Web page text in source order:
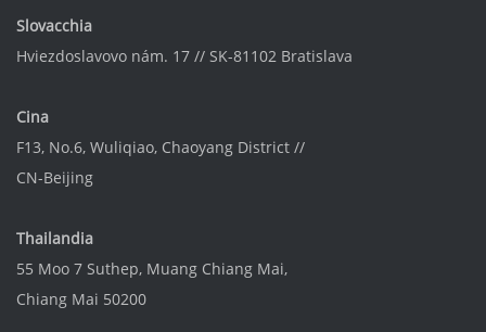
Slovacchia
Hviezdoslavovo nám. 17 // SK-81102 Bratislava
Cina
F13, No.6, Wuliqiao, Chaoyang District //
CN-Beijing
Thailandia
55 Moo 7 Suthep, Muang Chiang Mai,
Chiang Mai 50200